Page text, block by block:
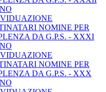
NOMINE PER
DA G.P.S. - XXXI
NOMINE PER
DA G.P.S. - XXX